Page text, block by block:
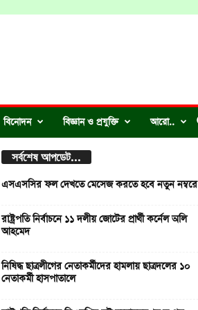
বিনোদন বিজ্ঞান ও প্রযুক্তি আরো..
সর্বশেষ আপডেট...
এসএসসির ফল দেখতে মেসেজ করতে হবে নতুন নম্বরে
রাষ্ট্রপতি নির্বাচনে ১১ দলীয় জোটের প্রার্থী কর্নেল অলি
আহমেদ
নিষিদ্ধ ছাত্রলীগের নেতাকর্মীদের হামলায় ছাত্রদলের ১০
নেতাকর্মী হাসপাতালে